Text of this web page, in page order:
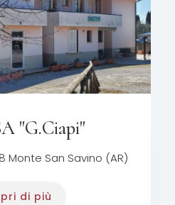
"G.Ciapi"
Monte San Savino (AR)
di più